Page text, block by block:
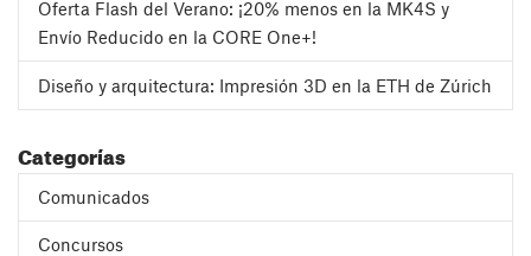
Oferta Flash del Verano: ¡20% menos en la MK4S y
Envío Reducido en la CORE One+!
Diseño y arquitectura: Impresión 3D en la ETH de Zúrich
Categorías
Comunicados
Concursos